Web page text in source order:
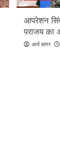
आपरेशन
पराजय का
आर्य सागर